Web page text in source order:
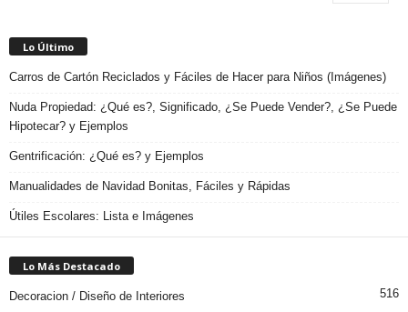
Lo Último
Carros de Cartón Reciclados y Fáciles de Hacer para Niños (Imágenes)
Nuda Propiedad: ¿Qué es?, Significado, ¿Se Puede Vender?, ¿Se Puede
Hipotecar? y Ejemplos
Gentrificación: ¿Qué es? y Ejemplos
Manualidades de Navidad Bonitas, Fáciles y Rápidas
Útiles Escolares: Lista e Imágenes
Lo Más Destacado
Decoracion / Diseño de Interiores 516